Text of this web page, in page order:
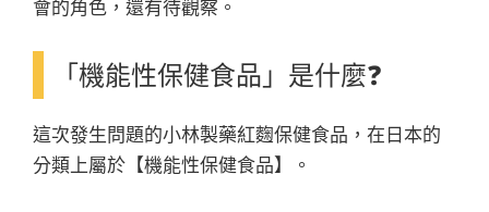
會的角色，還有待觀察。
「機能性保健食品」是什麼❓
這次發生問題的小林製藥紅麴保健食品，在日本的
分類上屬於【機能性保健食品】。